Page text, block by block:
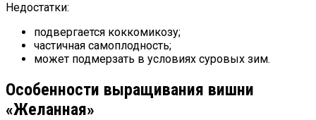
Недостатки:
подвергается коккомикозу;
частичная самоплодность;
может подмерзать в условиях суровых зим.
Особенности выращивания вишни
«Желанная»